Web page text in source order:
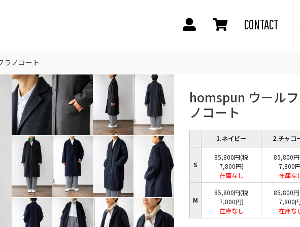
CONTACT
ノコート
homspun ウール
ノコート
1.ネイビー 2.チャコ
S
85,800円(税
7,800円)
在庫なし
85,800
7,800
在庫な
M
85,800円(税
7,800円)
在庫なし
85,800
7,800
在庫な